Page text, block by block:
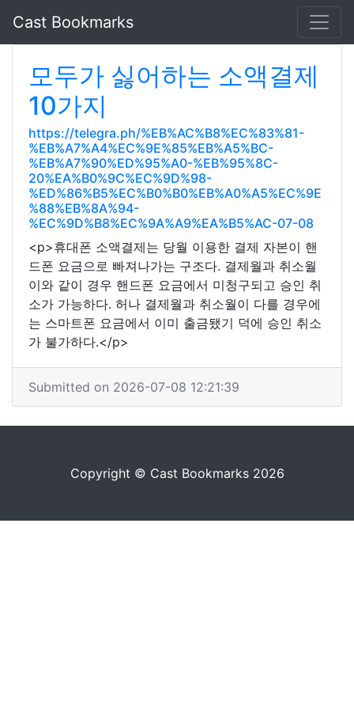
Cast Bookmarks
모두가 싫어하는 소액결제
10가지
https://telegra.ph/%EB%AC%B8%EC%83%81-
%EB%A7%A4%EC%9E%85%EB%A5%BC-
%EB%A7%90%ED%95%A0-%EB%95%8C-
20%EA%B0%9C%EC%9D%98-
%ED%86%B5%EC%B0%B0%EB%A0%A5%EC%9E
%88%EB%8A%94-
%EC%9D%B8%EC%9A%A9%EA%B5%AC-07-08
<p>휴대폰 소액결제는 당월 이용한 결제 자본이 핸
드폰 요금으로 빠져나가는 구조다. 결제월과 취소월
이와 같이 경우 핸드폰 요금에서 미청구되고 승인 취
소가 가능하다. 허나 결제월과 취소월이 다를 경우에
는 스마트폰 요금에서 이미 출금됐기 덕에 승인 취소
가 불가하다.</p>
Submitted on 2026-07-08 12:21:39
Copyright © Cast Bookmarks 2026